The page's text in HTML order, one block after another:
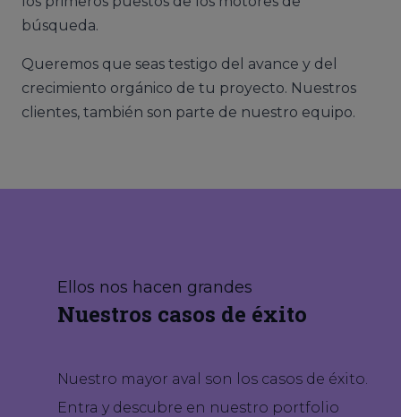
búsqueda.
Queremos que seas testigo del avance y del
crecimiento orgánico de tu proyecto. Nuestros
clientes, también son parte de nuestro equipo.
Ellos nos hacen grandes
Nuestros casos de éxito
Nuestro mayor aval son los casos de éxito.
Entra y descubre en nuestro portfolio